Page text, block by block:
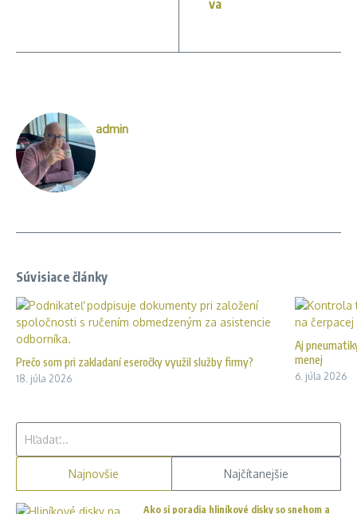
va
admin
Súvisiace články
Prečo som pri zakladaní eseročky využil služby firmy?
18. júla 2026
Aj
menej
6. júla 2026
Najnovšie Najčítanejšie
Ako si poradia hliníkové disky so snehom a